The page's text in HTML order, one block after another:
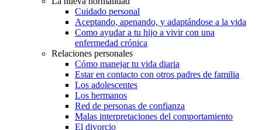
Cuidado personal
Aceptando, apenando, y adaptándose a la vida
Como ayudar a tu hijo a vivir con una
enfermedad crónica
Relaciones personales
Cómo manejar tu vida diaria
Estar en contacto con otros padres de familia
Los adolescentes
Los hermanos
Red de personas de confianza
Malas interpretaciones del comportamiento
El divorcio